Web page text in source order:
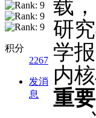
积分
2267
发消
息
载
研
学
内
重